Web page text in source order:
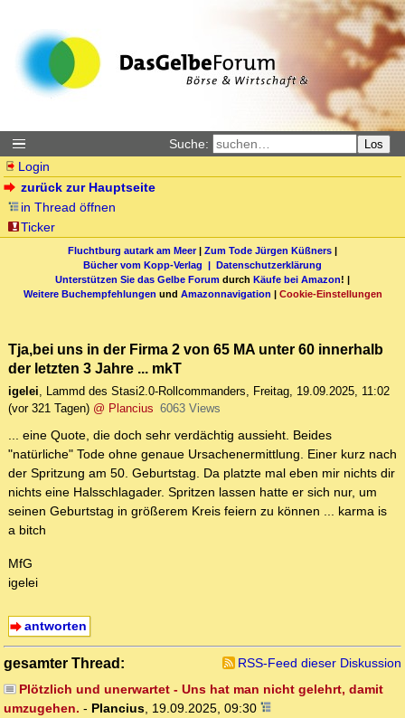
Suche: Los
Login
zurück zur Hauptseite
in Thread öffnen
Ticker
Fluchtburg autark am Meer| Zum Tode Jürgen Küßners |
Bücher vom Kopp-Verlag | Datenschutzerklärung
Unterstützen Sie das Gelbe Forum durch Käufe bei Amazon! |
Weitere Buchempfehlungen und Amazonnavigation | Cookie-Einstellungen
Tja,bei uns in der Firma 2 von 65 MA unter 60 innerhalb
der letzten 3 Jahre ... mkT
igelei, Lammd des Stasi2.0-Rollcommanders, Freitag, 19.09.2025, 11:02
(vor 321 Tagen) @ Plancius 6063 Views
... eine Quote, die doch sehr verdächtig aussieht. Beides
"natürliche" Tode ohne genaue Ursachenermittlung. Einer kurz nach
der Spritzung am 50. Geburtstag. Da platzte mal eben mir nichts dir
nichts eine Halsschlagader. Spritzen lassen hatte er sich nur, um
seinen Geburtstag in größerem Kreis feiern zu können ... karma is
a bitch
MfG
igelei
antworten
gesamter Thread:
RSS-Feed dieser Diskussion
Plötzlich und unerwartet - Uns hat man nicht gelehrt, damit
umzugehen. - Plancius, 19.09.2025, 09:30